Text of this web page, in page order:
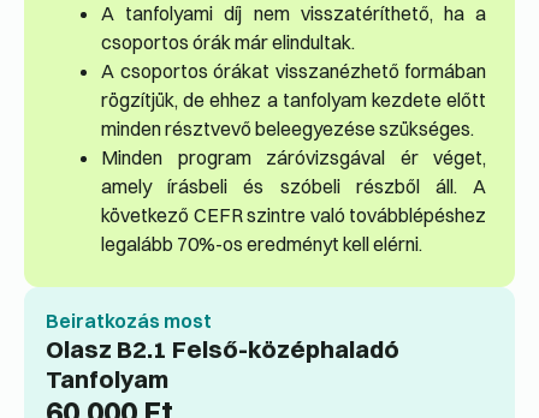
A tanfolyami díj nem visszatéríthető, ha a
csoportos órák már elindultak.
A csoportos órákat visszanézhető formában
rögzítjük, de ehhez a tanfolyam kezdete előtt
minden résztvevő beleegyezése szükséges.
Minden program záróvizsgával ér véget,
amely írásbeli és szóbeli részből áll. A
következő CEFR szintre való továbblépéshez
legalább 70%-os eredményt kell elérni.
Beiratkozás most
Olasz B2.1 Felső-középhaladó
Tanfolyam